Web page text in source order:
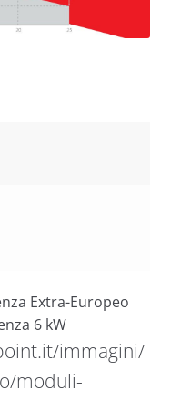
Extra-Europeo
6 kW
immagini/
moduli-